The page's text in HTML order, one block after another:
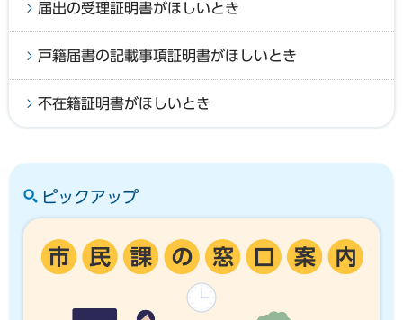
届出の受理証明書がほしいとき
戸籍届書の記載事項証明書がほしいとき
不在籍証明書がほしいとき
ピックアップ